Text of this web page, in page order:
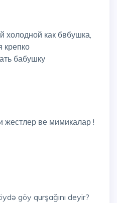
холодной как бвбушка,
крепко
бабушку
жестлер ве мимикалар !
göy qurşağını deyir?